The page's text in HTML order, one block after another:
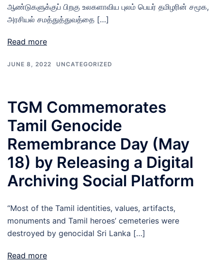
ஆண்டுகளுக்குப் பிறகு உலகளாவிய புலம் பெயர் தமிழரின் சமூக,
அரசியல் சமத்துத்துவத்தை […]
Read more
JUNE 8, 2022 UNCATEGORIZED
TGM Commemorates
Tamil Genocide
Remembrance Day (May
18) by Releasing a Digital
Archiving Social Platform
“Most of the Tamil identities, values, artifacts,
monuments and Tamil heroes’ cemeteries were
destroyed by genocidal Sri Lanka […]
Read more